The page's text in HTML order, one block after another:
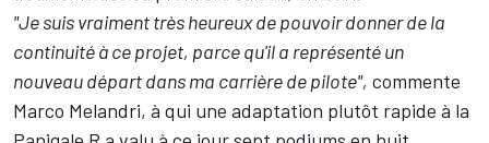
"Je suis vraiment très heureux de pouvoir donner de la
continuité à ce projet, parce qu'il a représenté un
nouveau départ dans ma carrière de pilote", commente
Marco Melandri, à qui une adaptation plutôt rapide à la